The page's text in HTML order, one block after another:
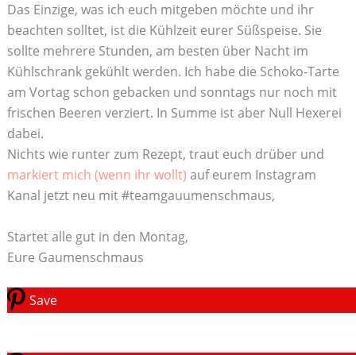
Das Einzige, was ich euch mitgeben möchte und ihr
beachten solltet, ist die Kühlzeit eurer Süßspeise. Sie
sollte mehrere Stunden, am besten über Nacht im
Kühlschrank gekühlt werden. Ich habe die Schoko-Tarte
am Vortag schon gebacken und sonntags nur noch mit
frischen Beeren verziert. In Summe ist aber Null Hexerei
dabei.
Nichts wie runter zum Rezept, traut euch drüber und
markiert mich (wenn ihr wollt) auf eurem Instagram
Kanal jetzt neu mit #teamgauumenschmaus,
Startet alle gut in den Montag,
Eure Gaumenschmaus
Save